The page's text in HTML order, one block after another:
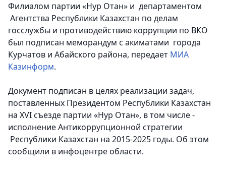
Филиалом партии «Нур Отан» и департаментом
Агентства Республики Казахстан по делам
госслужбы и противодействию коррупции по ВКО
был подписан меморандум с акиматами города
Курчатов и Абайского района, передает МИА
Казинформ.
Документ подписан в целях реализации задач,
поставленных Президентом Республики Казахстан
на XVI съезде партии «Нур Отан», в том числе -
исполнение Антикоррупционной стратегии
Республики Казахстан на 2015-2025 годы. Об этом
сообщили в инфоцентре области.